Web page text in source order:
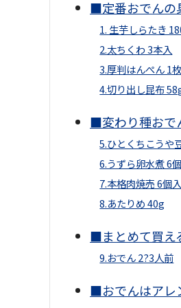
■定番おでんの
1. 生芋しらたき
2.太ちくわ 3本入
3.厚判はんぺん 1
4.切り出し昆布
■変わり種おで
5.ひとくちこうや
6.うずら卵水煮 6
7.本格肉焼売 6個入
8.あたりめ 40g
■まとめて買え
9.おでん 2?3人前
■おでんはアレ